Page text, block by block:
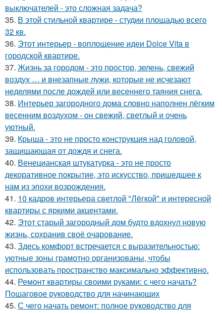
выключателей - это сложная задача?
35. В этой стильной квартире - студии площадью всего
32 кв.
36. Этот интерьер - воплощение идеи Dolce Vita в
городской квартире.
37. Жизнь за городом - это простор, зелень, свежий
воздух … и внезапные лужи, которые не исчезают
неделями после дождей или весеннего таяния снега.
38. Интерьер загородного дома словно наполнен лёгким
весенним воздухом - он свежий, светлый и очень
уютный.
39. Крыша - это не просто конструкция над головой,
защищающая от дождя и снега.
40. Венецианская штукатурка - это не просто
декоративное покрытие, это искусство, пришедшее к
нам из эпохи возрождения.
41. 10 кадров интерьера светлой "Лёгкой" и интересной
квартиры с яркими акцентами.
42. Этот старый загородный дом будто вдохнул новую
жизнь, сохранив своё очарование.
43. Здесь комфорт встречается с выразительностью:
уютные зоны грамотно организованы, чтобы
использовать пространство максимально эффективно.
44. Ремонт квартиры своими руками: с чего начать?
Пошаговое руководство для начинающих
45. С чего начать ремонт: полное руководство для